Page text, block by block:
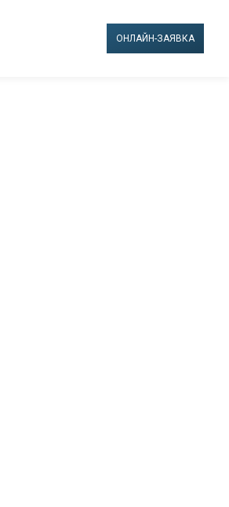
ОНЛАЙН-ЗАЯВКА